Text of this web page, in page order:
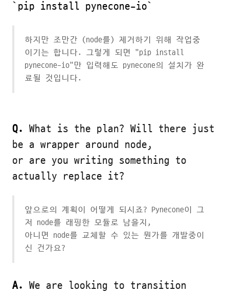
`pip install pynecone-io`
하지만 조만간 (node를) 제거하기 위해 작업중
이기는 합니다. 그렇게 되면 "pip install
pynecone-io"만 입력해도 pynecone의 설치가 완
료될 것입니다.
Q.
What is the plan? Will there just
be a wrapper around node,
or are you writing something to
actually replace it?
앞으로의 계획이 어떻게 되시죠? Pynecone이 그
저 node를 래핑한 모듈로 남을지,
아니면 node를 교체할 수 있는 뭔가를 개발중이
신 건가요?
A.
We are looking to transition